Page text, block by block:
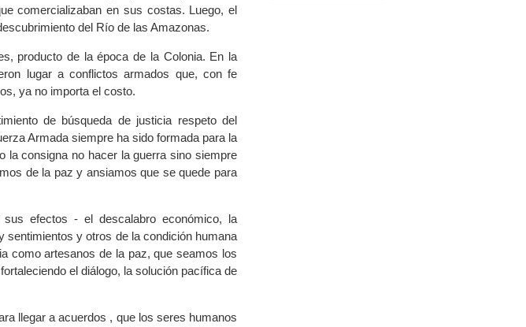
comercializaban en sus costas. Luego, el
del Río de las Amazonas.
producto de la época de la Colonia. En la
lugar a conflictos armados que, con fe
ya no importa el costo.
de búsqueda de justicia respeto del
Armada siempre ha sido formada para la
la consigna no hacer la guerra sino siempre
de la paz y ansiamos que se quede para
efectos - el descalabro económico, la
sentimientos y otros de la condición humana
como artesanos de la paz, que seamos los
el diálogo, la solución pacífica de
llegar a acuerdos , que los seres humanos